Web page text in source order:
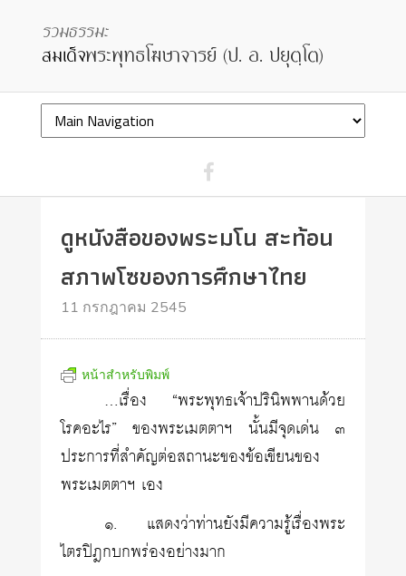
ดูหนังสือของพระมโน สะท้อน
สภาพโซของการศึกษาไทย
11 กรกฎาคม 2545
หน้าสำหรับพิมพ์
…เรื่อง “พระพุทธเจ้าปรินิพพานด้วย
โรคอะไร” ของพระเมตตาฯ นั้นมีจุดเด่น ๓
ประการที่สำคัญต่อสถานะของข้อเขียนของ
พระเมตตาฯ เอง
๑. แสดงว่าท่านยังมีความรู้เรื่องพระ
ไตรปิฎกบกพร่องอย่างมาก